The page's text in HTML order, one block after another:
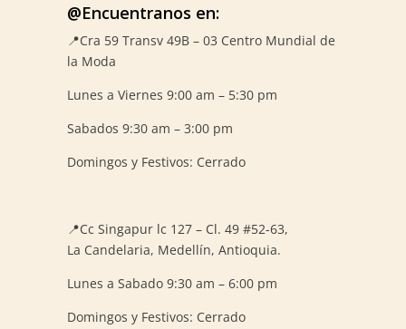
@Encuentranos en:
📍Cra 59 Transv 49B – 03 Centro Mundial de
la Moda
Lunes a Viernes 9:00 am – 5:30 pm
Sabados 9:30 am – 3:00 pm
Domingos y Festivos: Cerrado
📍Cc Singapur lc 127 – Cl. 49 #52-63,
La Candelaria, Medellín, Antioquia.
Lunes a Sabado 9:30 am – 6:00 pm
Domingos y Festivos: Cerrado